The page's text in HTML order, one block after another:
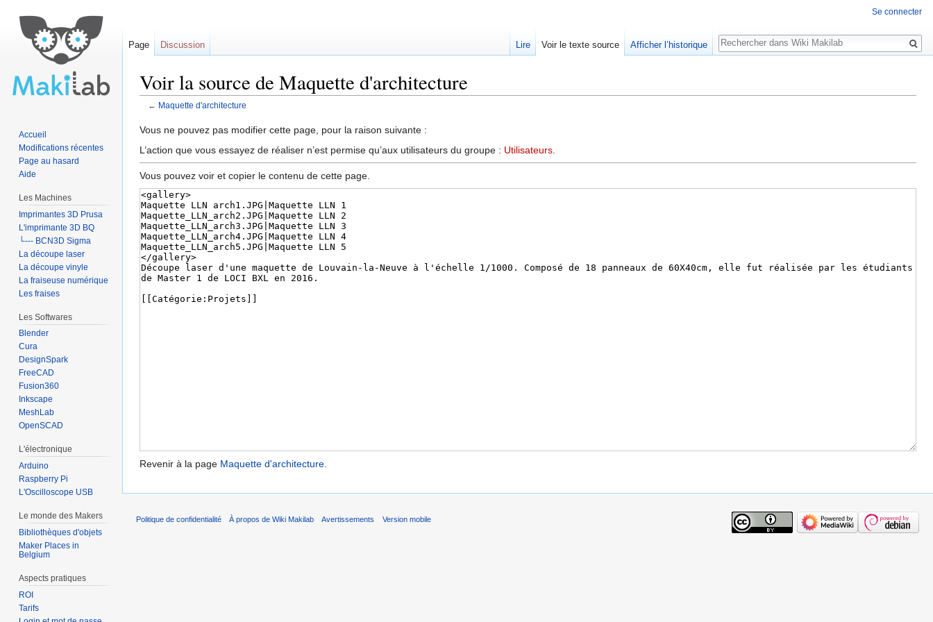
Voir la source de Maquette d'architecture
← Maquette d'architecture
Vous ne pouvez pas modifier cette page, pour la raison suivante :
L’action que vous essayez de réaliser n’est permise qu’aux utilisateurs du groupe : Utilisateurs
Vous pouvez voir et copier le contenu de cette page.
Revenir à la page Maquette d'architecture.
Se connecter
Page Discussion Lire Voir le texte source Afficher l’historique
Rechercher
Accueil
Modifications récentes
Page au hasard
Aide
Les Machines
Imprimantes 3D Prusa
L'imprimante 3D BQ
└--- BCN3D Sigma
La découpe laser
La découpe vinyle
La fraiseuse numérique
Les fraises
Les Softwares
Blender
Cura
DesignSpark
FreeCAD
Fusion360
Inkscape
MeshLab
OpenSCAD
L'électronique
Arduino
Raspberry Pi
L'Oscilloscope USB
Le monde des Makers
Bibliothèques d'objets
Maker Places in
Belgium
Aspects pratiques
ROI
Tarifs
Politique de confidentialité À propos de Wiki Makilab Avertissements Version mobile